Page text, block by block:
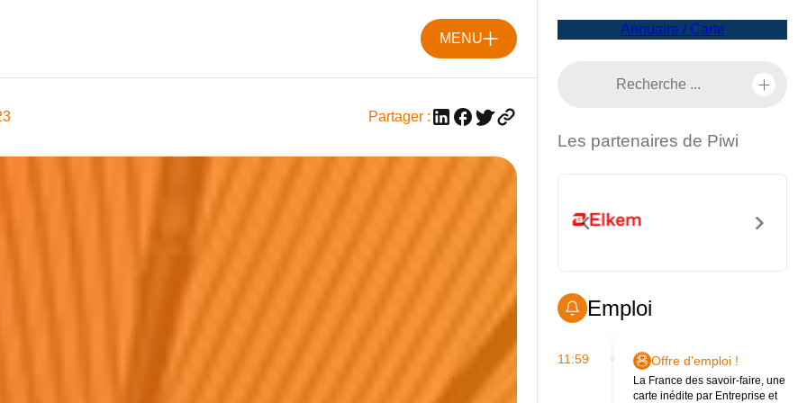
MENU
Partager :
Annuaire / Carte
Les partenaires de Piwi
Emploi
11:59 Offre d'emploi !
La France des savoir-faire, une
carte inédite par Entreprise et